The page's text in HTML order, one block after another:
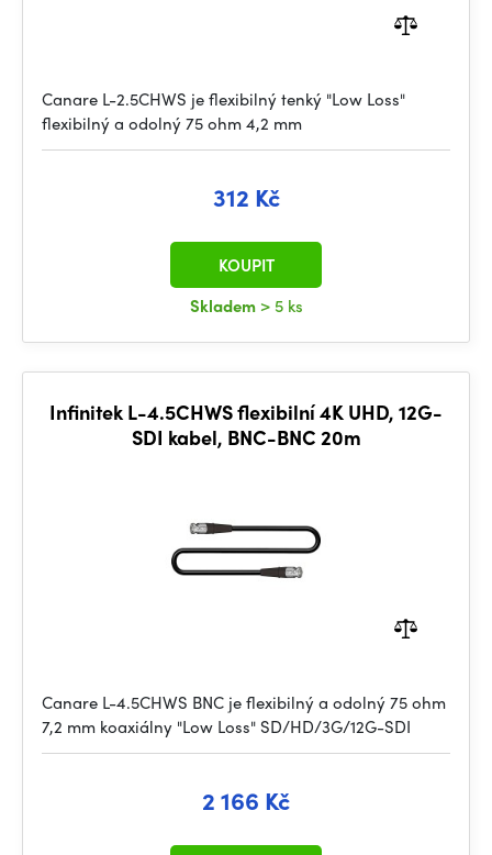
Canare L-2.5CHWS je flexibilný tenký "Low Loss"
flexibilný a odolný 75 ohm 4,2 mm
312 Kč
Skladem > 5 ks
KOUPIT
Infinitek L-4.5CHWS flexibilní 4K UHD, 12G-
SDI kabel, BNC-BNC 20m
Canare L-4.5CHWS BNC je flexibilný a odolný 75 ohm
7,2 mm koaxiálny "Low Loss" SD/HD/3G/12G-SDI
2 166 Kč